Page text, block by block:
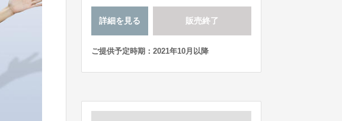
詳細を見る 販売終了
ご提供予定時期：2021年10月以降